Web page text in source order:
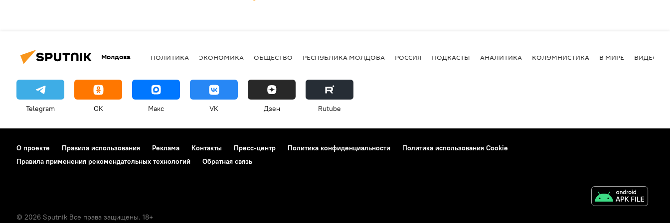
Молдова ПОЛИТИКА ЭКОНОМИКА ОБЩЕСТВО РЕСПУБЛИКА МОЛДОВА РОССИЯ ПОДКАСТЫ АНАЛИТИКА КОЛУМНИСТИКА В МИРЕ ВИДЕО
Telegram OK Макс VK Дзен Rutube
О проекте Правила использования Реклама Контакты Пресс-центр Политика конфиденциальности
Политика использования Cookie
Правила применения рекомендательных технологий
Обратная связь
© 2026 Sputnik Все права защищены. 18+